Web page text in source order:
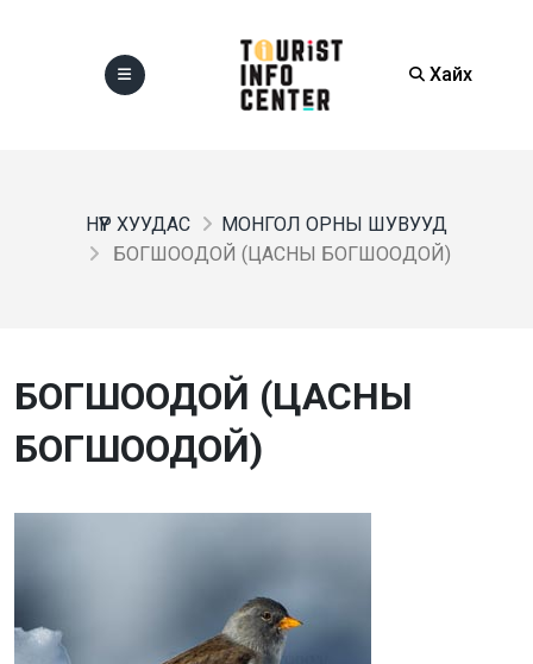
Хайх
НҮҮР ХУУДАС
МОНГОЛ ОРНЫ ШУВУУД
БОГШООДОЙ (ЦАСНЫ БОГШООДОЙ)
БОГШООДОЙ (ЦАСНЫ
БОГШООДОЙ)